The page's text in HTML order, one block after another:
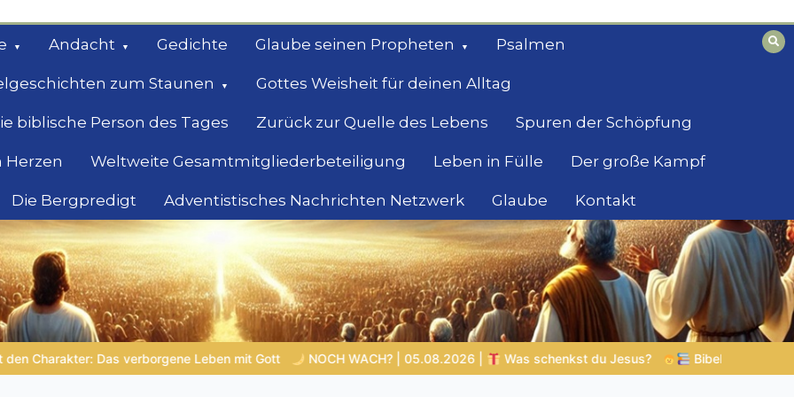
Andacht Gedichte Glaube seinen Propheten Psalmen
zum Staunen Gottes Weisheit für deinen Alltag
biblische Person des Tages Zurück zur Quelle des Lebens Spuren der Schöpfung
Herzen Weltweite Gesamtmitgliederbeteiligung Leben in Fülle Der große Kampf
Die Bergpredigt Adventistisches Nachrichten Netzwerk Glaube Kontakt
mit Gott NOCH WACH? | 05.08.2026 | Was schenkst du Jesus? Bibelgeschichten zum Staunen | 05.08.2026 |